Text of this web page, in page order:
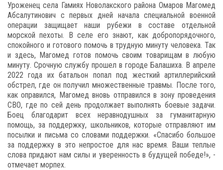
Уроженец села Гамиях Новолакского района Омаров Магомед
Абсалутинович с первых дней начала специальной военной
операции защищает наши рубежи в составе отдельной
морской пехоты. В селе его знают, как добропорядочного,
спокойного и готового помочь в трудную минуту человека. Так
и здесь, Магомед готов помочь своим товарищам в любую
минуту. Срочную службу прошел в городе Балашиха. В апреле
2022 года их батальон попал под жесткий артиллерийский
обстрел, где он получил множественные травмы. После того,
как оправился, Магомед вновь отправился в зону проведения
СВО, где по сей день продолжает выполнять боевые задачи.
Боец благодарит всех неравнодушных за гуманитарную
помощь, за поддержку, школьников, которые отправляют им
посылки и письма со словами поддержки. «Спасибо большое
за поддержку в это непростое для нас время. Ваши теплые
слова придают нам силы и уверенность в будущей победе!», -
отмечает морпех.